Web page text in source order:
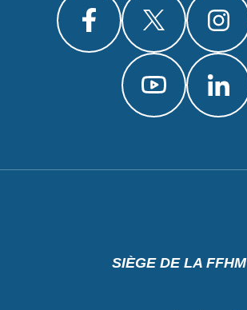
SIÈGE DE LA FFHM